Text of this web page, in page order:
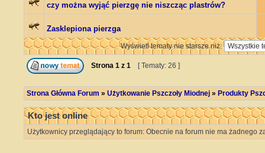
czy można wyjąć pierzgę nie niszcząc plastrów?
Zasklepiona pierzga
Wyświetl tematy nie starsze niż:
Strona 1 z 1 [ Tematy: 26 ]
Strona Główna Forum » Użytkowanie Pszczoły Miodnej » Produkty
Kto jest online
Użytkownicy przeglądający to forum: Obecnie na forum nie ma żadnego